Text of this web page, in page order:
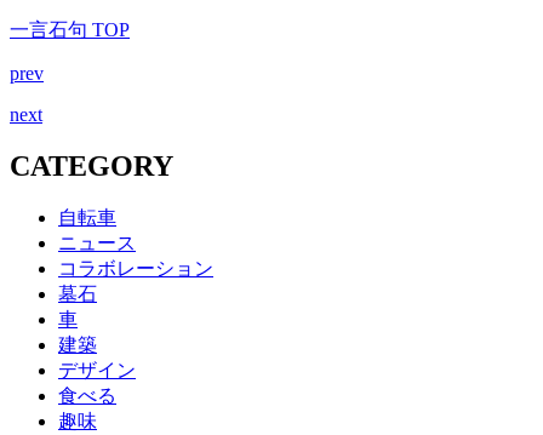
一言石句 TOP
prev
next
CATEGORY
自転車
ニュース
コラボレーション
墓石
車
建築
デザイン
食べる
趣味